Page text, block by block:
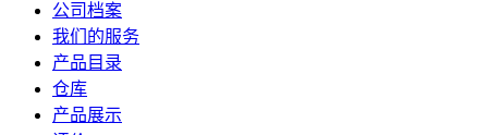
公司档案
我们的服务
产品目录
仓库
产品展示